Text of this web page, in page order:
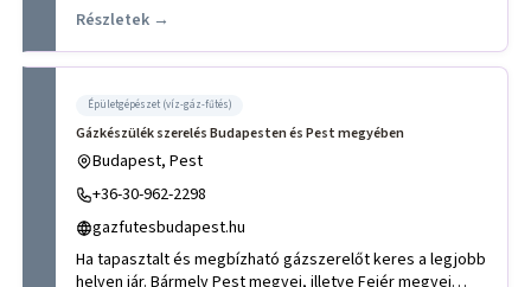
Részletek →
Épületgépészet (víz-gáz-fűtés)
Gázkészülék szerelés Budapesten és Pest megyében
Budapest, Pest
+36-30-962-2298
gazfutesbudapest.hu
Ha tapasztalt és megbízható gázszerelőt keres a legjobb